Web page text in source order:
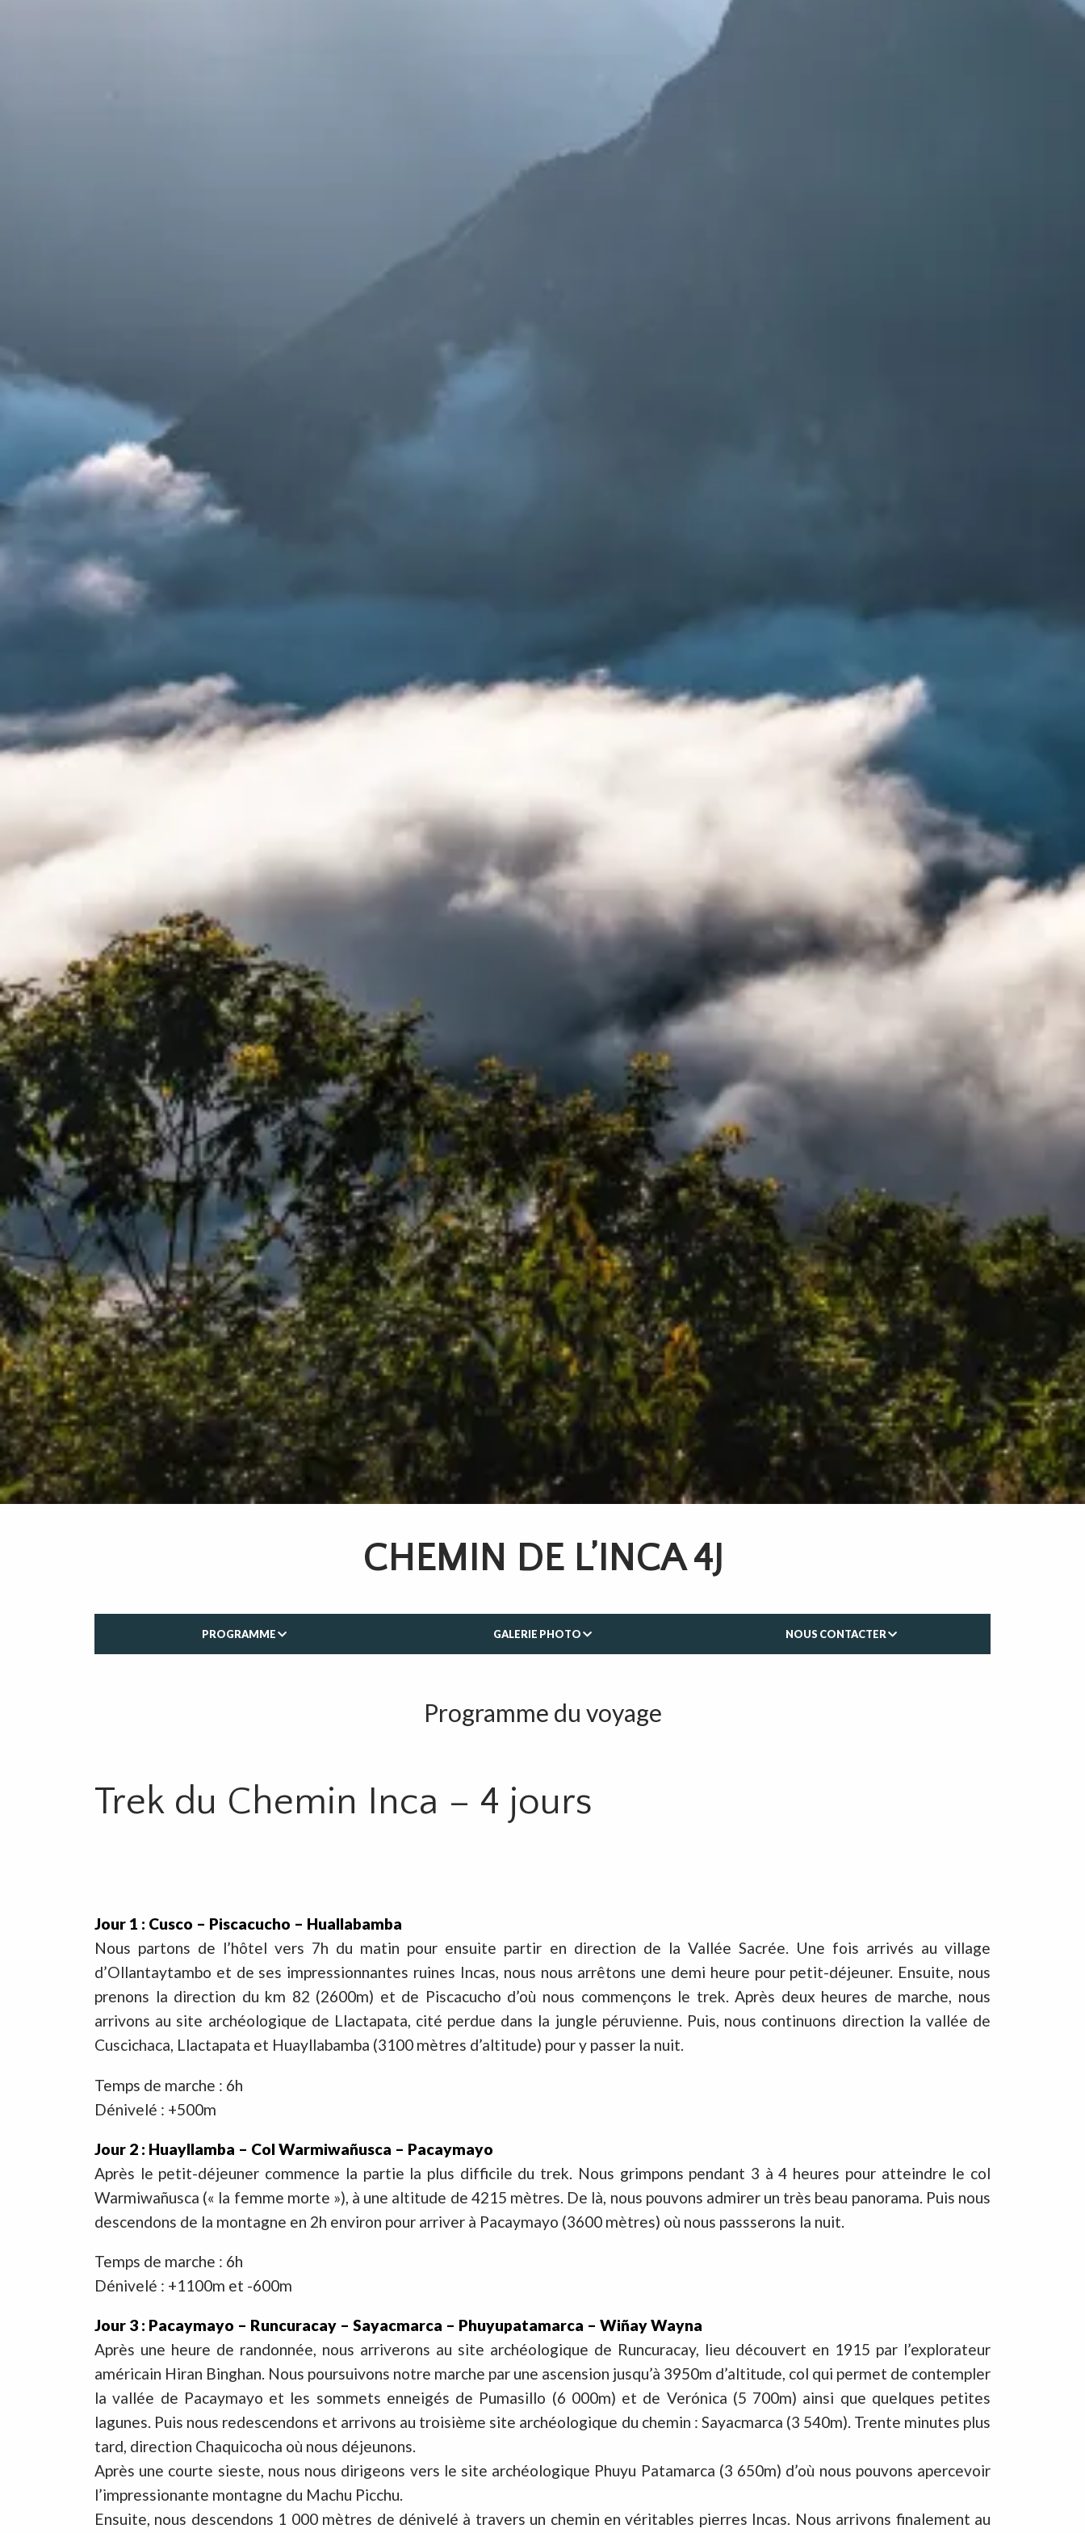
CHEMIN DE L’INCA 4J
PROGRAMME GALERIE PHOTO NOUS CONTACTER
Programme du voyage
Trek du Chemin Inca – 4 jours
Jour 1 : Cusco – Piscacucho – Huallabamba
Nous partons de l’hôtel vers 7h du matin pour ensuite partir en direction de la Vallée Sacrée. Une fois arrivés au village
d’Ollantaytambo et de ses impressionnantes ruines Incas, nous nous arrêtons une demi heure pour petit-déjeuner. Ensuite, nous
prenons la direction du km 82 (2600m) et de Piscacucho d’où nous commençons le trek. Après deux heures de marche, nous
arrivons au site archéologique de Llactapata, cité perdue dans la jungle péruvienne. Puis, nous continuons direction la vallée de
Cuscichaca, Llactapata et Huayllabamba (3100 mètres d’altitude) pour y passer la nuit.
Temps de marche : 6h
Dénivelé : +500m
Jour 2 : Huayllamba – Col Warmiwañusca – Pacaymayo
Après le petit-déjeuner commence la partie la plus difficile du trek. Nous grimpons pendant 3 à 4 heures pour atteindre le col
Warmiwañusca (« la femme morte »), à une altitude de 4215 mètres. De là, nous pouvons admirer un très beau panorama. Puis nous
descendons de la montagne en 2h environ pour arriver à Pacaymayo (3600 mètres) où nous passserons la nuit.
Temps de marche : 6h
Dénivelé : +1100m et -600m
Jour 3 : Pacaymayo – Runcuracay – Sayacmarca – Phuyupatamarca – Wiñay Wayna
Après une heure de randonnée, nous arriverons au site archéologique de Runcuracay, lieu découvert en 1915 par l’explorateur
américain Hiran Binghan. Nous poursuivons notre marche par une ascension jusqu’à 3950m d’altitude, col qui permet de contempler
la vallée de Pacaymayo et les sommets enneigés de Pumasillo (6 000m) et de Verónica (5 700m) ainsi que quelques petites
lagunes. Puis nous redescendons et arrivons au troisième site archéologique du chemin : Sayacmarca (3 540m). Trente minutes plus
tard, direction Chaquicocha où nous déjeunons.
Après une courte sieste, nous nous dirigeons vers le site archéologique Phuyu Patamarca (3 650m) d’où nous pouvons apercevoir
l’impressionante montagne du Machu Picchu.
Ensuite, nous descendons 1 000 mètres de dénivelé à travers un chemin en véritables pierres Incas. Nous arrivons finalement au